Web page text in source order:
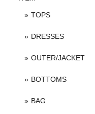
TOPS
DRESSES
OUTER/JACKET
BOTTOMS
BAG